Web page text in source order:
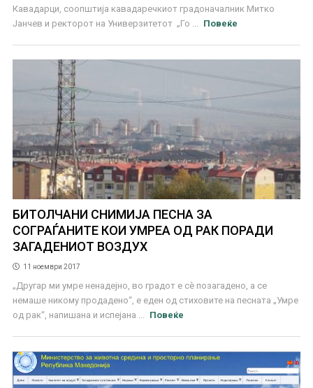
Кавадарци, соопштија кавадаречкиот градоначалник Митко
Јанчев и ректорот на Универзитетот „Го ...
Повеќе
БИТОЛЧАНИ СНИМИЈА ПЕСНА ЗА
СОГРАЃАНИТЕ КОИ УМРЕА ОД РАК ПОРАДИ
ЗАГАДЕНИОТ ВОЗДУХ
11 ноември 2017
„Другар ми умре ненадејно, во градот е сѐ позагадено, а се
немаше никому продадено“, е еден од стиховите на песната „Умре
од рак“, напишана и испејана ...
Повеќе